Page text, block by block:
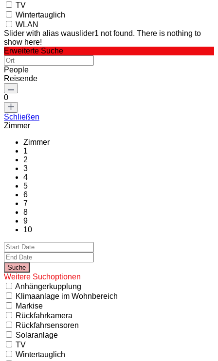
TV
Wintertauglich
WLAN
Slider with alias wauslider1 not found. There is nothing to
show here!
Erweiterte Suche
People
Reisende
0
Schließen
Zimmer
Zimmer
1
2
3
4
5
6
7
8
9
10
Weitere Suchoptionen
Anhängerkupplung
Klimaanlage im Wohnbereich
Markise
Rückfahrkamera
Rückfahrsensoren
Solaranlage
TV
Wintertauglich